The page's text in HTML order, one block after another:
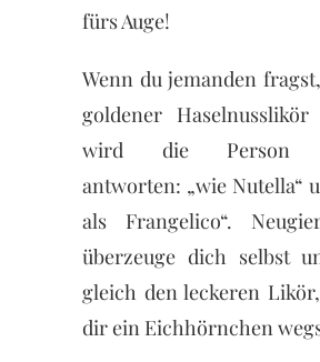
fürs Auge!
Wenn du jemanden
goldener Haselnusslikör
wird die Person
antworten: „wie Nutella“
als Frangelico“.
überzeuge dich selbst
gleich den leckeren
dir ein Eichhörnchen